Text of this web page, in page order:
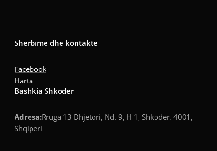
Sherbime dhe kontakte
Facebook
Harta
Bashkia Shkoder
Adresa:Rruga 13 Dhjetori, Nd. 9, H 1, Shkoder, 4001,
Shqiperi